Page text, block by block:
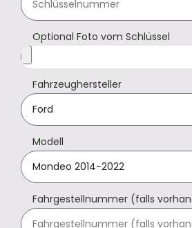
Optional Foto vom Schlüssel
Fahrzeughersteller
Modell
Fahrgestellnummer (falls